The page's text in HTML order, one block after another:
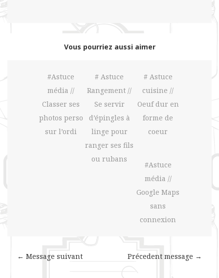
Vous pourriez aussi aimer
#Astuce
média //
Classer ses
photos perso
sur l’ordi
# Astuce
Rangement //
Se servir
d’épingles à
linge pour
ranger ses fils
ou rubans
# Astuce
cuisine //
Oeuf dur en
forme de
coeur
#Astuce
média //
Google Maps
sans
connexion
Précedent message →
← Message suivant